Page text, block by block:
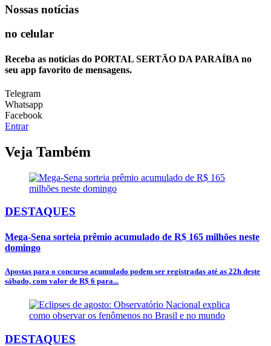
Nossas notícias
no celular
Receba as notícias do PORTAL SERTÃO DA PARAÍBA no
seu app favorito de mensagens.
Telegram
Whatsapp
Facebook
Entrar
Veja Também
DESTAQUES
Mega-Sena sorteia prêmio acumulado de R$ 165 milhões neste
domingo
Apostas para o concurso acumulado podem ser registradas até as 22h deste
sábado, com valor de R$ 6 para...
DESTAQUES